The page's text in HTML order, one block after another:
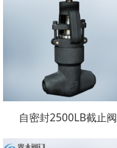
自密封2500LB截止阀